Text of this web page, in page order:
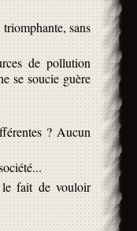
sans
de pollution
se soucie guère
? Aucun
le fait de vouloir